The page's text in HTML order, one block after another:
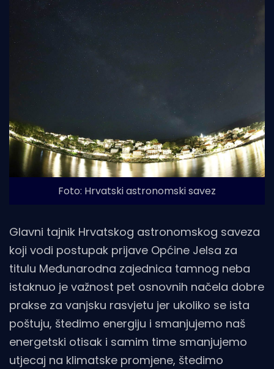
Foto: Hrvatski astronomski savez
Glavni tajnik Hrvatskog astronomskog saveza
koji vodi postupak prijave Općine Jelsa za
titulu Međunarodna zajednica tamnog neba
istaknuo je važnost pet osnovnih načela dobre
prakse za vanjsku rasvjetu jer ukoliko se ista
poštuju, štedimo energiju i smanjujemo naš
energetski otisak i samim time smanjujemo
utjecaj na klimatske promjene, štedimo